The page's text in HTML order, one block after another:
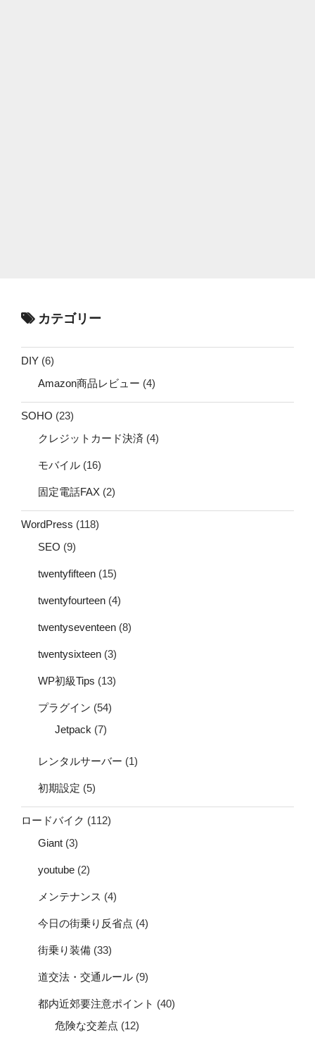
カテゴリー
DIY (6)
Amazon商品レビュー (4)
SOHO (23)
クレジットカード決済 (4)
モバイル (16)
固定電話FAX (2)
WordPress (118)
SEO (9)
twentyfifteen (15)
twentyfourteen (4)
twentyseventeen (8)
twentysixteen (3)
WP初級Tips (13)
プラグイン (54)
Jetpack (7)
レンタルサーバー (1)
初期設定 (5)
ロードバイク (112)
Giant (3)
youtube (2)
メンテナンス (4)
今日の街乗り反省点 (4)
街乗り装備 (33)
道交法・交通ルール (9)
都内近郊要注意ポイント (40)
危険な交差点 (12)